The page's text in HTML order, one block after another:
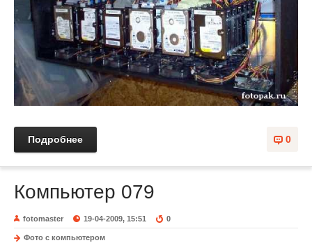
0
Подробнее
Компьютер 079
fotomaster 19-04-2009, 15:51 0
Фото с компьютером